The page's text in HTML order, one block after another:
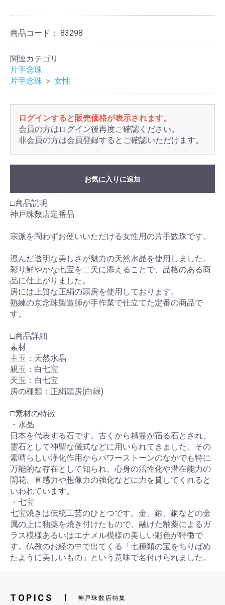
商品コード： 83298
関連カテゴリ
片手念珠
片手念珠 ＞ 女性
ログインすると販売価格が表示されます。
会員の方はログイン後再度ご確認ください。
非会員の方は会員登録するとご確認いただけます。
お気に入りに追加
□商品説明
神戸珠数店定番品
宗派を問わずお使いいただける女性用の片手数珠です。
澄んだ透明な美しさが魅力の天然水晶を使用しました。
彩り鮮やかな七宝を二天に添えることで、品格のある商
品に仕上がりました。
房には上質な正絹の頭房を使用しております。
熟練の京念珠製造師が手作業で仕立てた定番の商品で
す。
□商品詳細
素材
主玉：天然水晶
親玉：白七宝
天玉：白七宝
房の種類：正絹頭房(白緑)
□素材の特徴
・水晶
日本を代表する石です。古くから精霊が宿る石とされ、
霊石として神聖な儀式などに用いられてきました。その
素晴らしい浄化作用からパワーストーンのなかでも特に
万能的な存在として知られ、心身の活性化や潜在能力の
開花、直感力や想像力の強化などに力を貸してくれると
いわれています。
・七宝
七宝焼きは伝統工芸のひとつです。金、銀、銅などの金
属の上に釉薬を焼き付けたもので、融けた釉薬によるガ
ラス模様あるいはエナメル模様の美しい彩色が特徴で
す。仏教のお経の中で出てくる「七種類の宝をちりばめ
たように美しいもの」という意味で名付けられました。
TOPICS 神戸珠数店特集